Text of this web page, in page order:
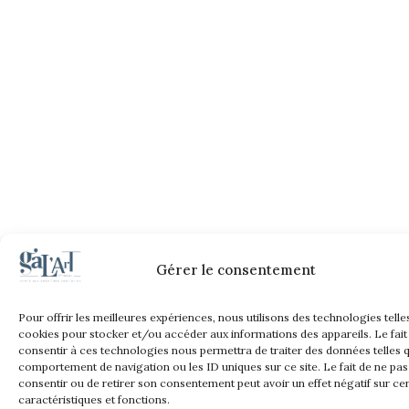
Gérer le consentement
Pour offrir les meilleures expériences, nous utilisons des technologies
cookies pour stocker et/ou accéder aux informations des appareils. Le fait
consentir à ces technologies nous permettra de traiter des données telles
comportement de navigation ou les ID uniques sur ce site. Le fait de ne pas
consentir ou de retirer son consentement peut avoir un effet négatif sur
caractéristiques et fonctions.